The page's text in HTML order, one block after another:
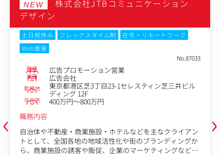
‹
NEW
株式会社JTBコミュニケーション
デザイン
土日祝休み フレックスタイム制
在宅・リモートワーク
Web面接
No.87033
職種 広告プロモーション営業
業種 広告会社
勤務地
東京都港区芝3丁目23-1セレスティン芝三井ビル
ディング 12F
年収例
400万円～800万円
職務内容
自治体や不動産・商業施設・ホテルなどを主なクライアン
トとして、全国各地の地域活性化や街のブランディングか
ら、商業施設の誘客や販促、企業のマーケティングなどに
›